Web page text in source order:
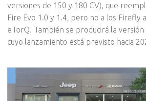
versiones de 150 y 180 CV), que
Fire Evo 1.0 y 1.4, pero no a los Firefly
eTorQ. También se producirá la versión
cuyo lanzamiento está previsto hacia